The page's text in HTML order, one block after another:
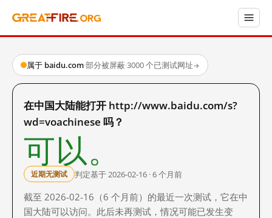
属于 baidu.com·部分被屏蔽·3000 个已测试网址→
在中国大陆能打开 http://www.baidu.com/s?
wd=voachinese 吗？
可以。
近期无测试 判定基于 2026-02-16 · 6 个月前
截至 2026-02-16（6 个月前）的最近一次测试，它在中
国大陆可以访问。此后未再测试，情况可能已发生变